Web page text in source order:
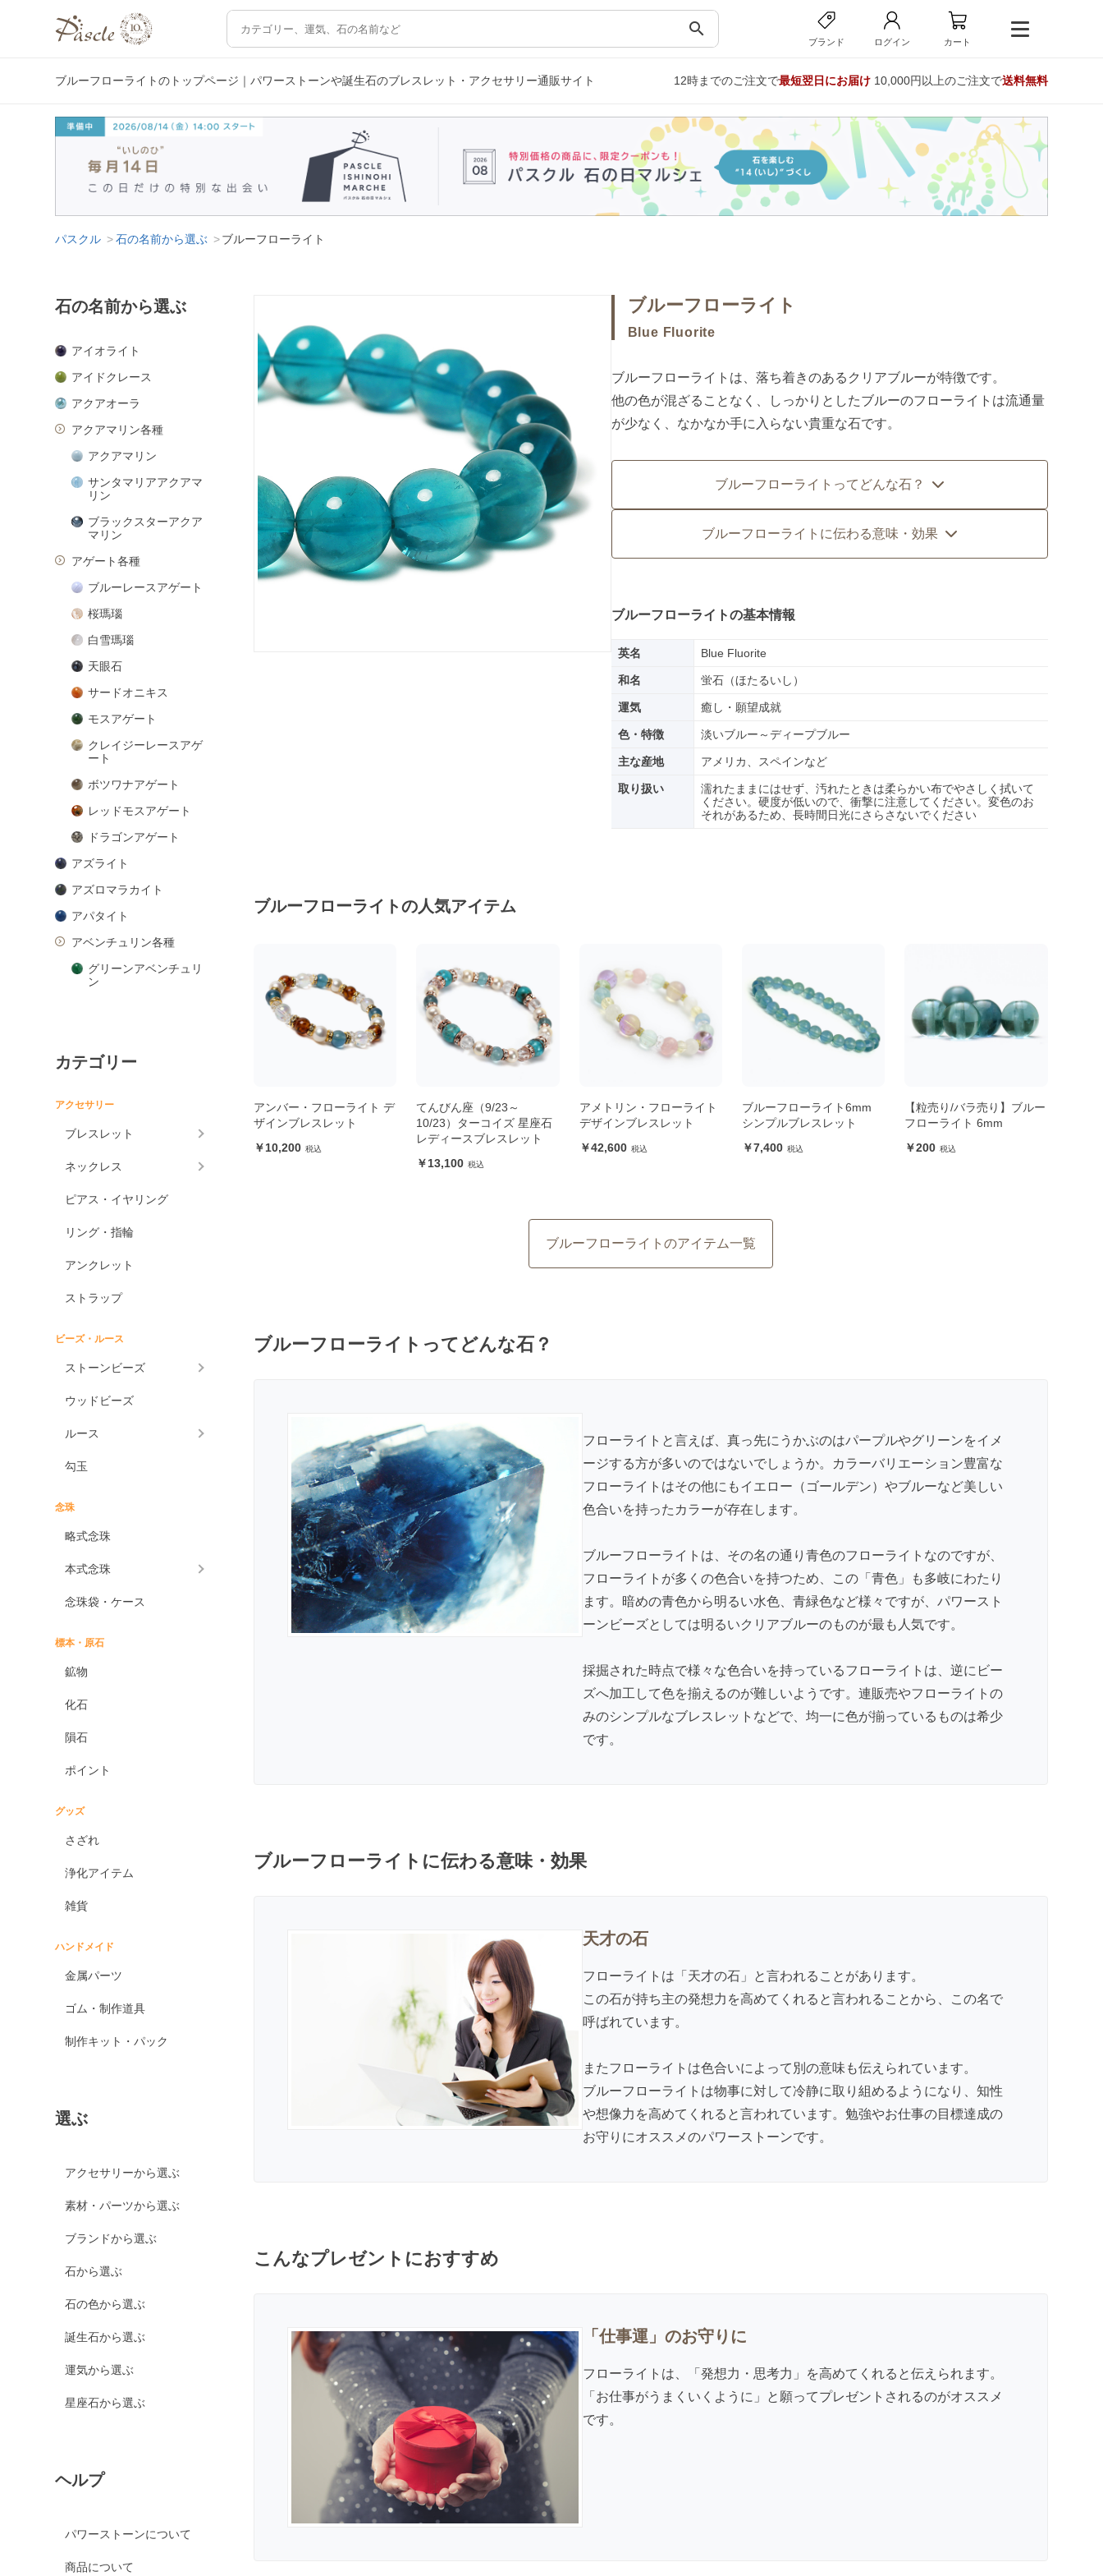
search
ブランド ログイン カート
ブルーフローライトのトップページ｜パワーストーンや誕生石のブレスレット・アクセサリー通販サイト 12時までのご注文で最短翌日にお届け10,000円以上のご注文で送料無料
パスクル 石の名前から選ぶ ブルーフローライト
石の名前から選ぶ
アイオライト
アイドクレース
アクアオーラ
アクアマリン各種
アクアマリン
サンタマリアアクアマ
リン
ブラックスターアクア
マリン
アゲート各種
ブルーレースアゲート
桜瑪瑙
白雪瑪瑙
天眼石
サードオニキス
モスアゲート
クレイジーレースアゲ
ート
ボツワナアゲート
レッドモスアゲート
ドラゴンアゲート
アズライト
アズロマラカイト
アパタイト
アベンチュリン各種
グリーンアベンチュリ
ン
オレンジアベンチュリ
アマゾナイト
アメジスト各種
グリーンアメジスト
ケープアメジスト
ル
アメトリン
アンモライト
出雲石
一位
イーグルアイ
ヴァーダイト
オニキス各種
ブラックマトリックス
ドラゴンアイ
ン
シディアン
スノーフレークオブシ
マホガニーオブシディ
ピンクカルサイト
イエローカルサイト
オレンジカルサイト
カルセドニー各種
ホワイトカルセドニー
ガーネット
カテゴリー
アクセサリー
ブレスレット
ネックレス
ピアス・イヤリング
リング・指輪
アンクレット
ストラップ
ビーズ・ルース
ストーンビーズ
ウッドビーズ
ルース
勾玉
念珠
略式念珠
本式念珠
念珠袋・ケース
標本・原石
鉱物
化石
隕石
ポイント
グッズ
さざれ
浄化アイテム
雑貨
ハンドメイド
金属パーツ
ゴム・制作道具
制作キット・パック
選ぶ
アクセサリーから選ぶ
素材・パーツから選ぶ
ブランドから選ぶ
石から選ぶ
石の色から選ぶ
誕生石から選ぶ
運気から選ぶ
星座石から選ぶ
ヘルプ
パワーストーンについて
商品について
ブルーフローライト
Blue Fluorite
ブルーフローライトは、落ち着きのあるクリアブルーが特徴です。
他の色が混ざることなく、しっかりとしたブルーのフローライトは流通量
が少なく、なかなか手に入らない貴重な石です。
ブルーフローライトってどんな石？
ブルーフローライトに伝わる意味・効果
ブルーフローライトの基本情報
英名 Blue Fluorite
和名 蛍石（ほたるいし）
運気 癒し・願望成就
色・特徴 淡いブルー～ディープブルー
主な産地 アメリカ、スペインなど
取り扱い
濡れたままにはせず、汚れたときは柔らかい布でやさしく拭いて
ください。硬度が低いので、衝撃に注意してください。変色のお
それがあるため、長時間日光にさらさないでください
ブルーフローライトの人気アイテム
アンバー・フローライト デ
ザインブレスレット
10,200
てんびん座（9/23～
10/23）ターコイズ 星座石
レディースブレスレット
13,100
アメトリン・フローライト
デザインブレスレット
42,600
ブルーフローライト6mm
シンプルブレスレット
7,400
【粒売り/バラ売り】ブルー
フローライト 6mm
200
ブルーフローライトのアイテム一覧
ブルーフローライトってどんな石？
フローライトと言えば、真っ先にうかぶのはパープルやグリーンをイメ
ージする方が多いのではないでしょうか。カラーバリエーション豊富な
フローライトはその他にもイエロー（ゴールデン）やブルーなど美しい
色合いを持ったカラーが存在します。
ブルーフローライトは、その名の通り青色のフローライトなのですが、
フローライトが多くの色合いを持つため、この「青色」も多岐にわたり
ます。暗めの青色から明るい水色、青緑色など様々ですが、パワースト
ーンビーズとしては明るいクリアブルーのものが最も人気です。
採掘された時点で様々な色合いを持っているフローライトは、逆にビー
ズへ加工して色を揃えるのが難しいようです。連販売やフローライトの
みのシンプルなブレスレットなどで、均一に色が揃っているものは希少
です。
ブルーフローライトに伝わる意味・効果
天才の石
フローライトは「天才の石」と言われることがあります。
この石が持ち主の発想力を高めてくれると言われることから、この名で
呼ばれています。
またフローライトは色合いによって別の意味も伝えられています。
ブルーフローライトは物事に対して冷静に取り組めるようになり、知性
や想像力を高めてくれると言われています。勉強やお仕事の目標達成の
お守りにオススメのパワーストーンです。
こんなプレゼントにおすすめ
「仕事運」のお守りに
フローライトは、「発想力・思考力」を高めてくれると伝えられます。
「お仕事がうまくいくように」と願ってプレゼントされるのがオススメ
です。